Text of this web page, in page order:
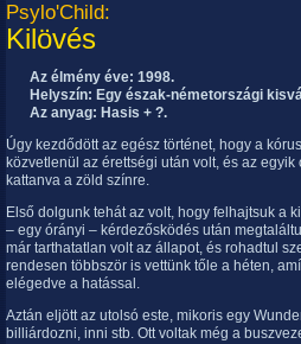
Psylo'Child:
Kilövés
Az élmény éve: 1998.
Helyszín: Egy észak-németországi
Az anyag: Hasis + ?.
Úgy kezdődött az egész történet, hogy a
közvetlenül az érettségi után volt, és az
kattanva a zöld színre.
Első dolgunk tehát az volt, hogy felhajtsuk a
– egy órányi – kérdezősködés után
már tarthatatlan volt az állapot, és rohadtul
rendesen többször is vettünk tőle a héten,
elégedve a hatással.
Aztán eljött az utolsó este, mikoris egy
billiárdozni, inni stb. Ott voltak még a